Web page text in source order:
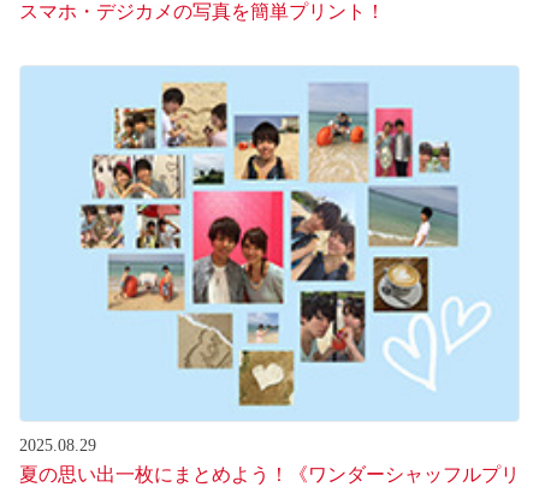
スマホ・デジカメの写真を簡単プリント！
2025.08.29
夏の思い出一枚にまとめよう！《ワンダーシャッフルプリ